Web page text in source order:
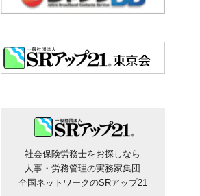
社会保険労務士をお探しなら
人事・労務管理の実務家集団
全国ネットワークのSRアップ21